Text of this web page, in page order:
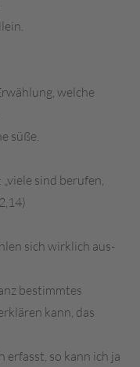
welche
süße.
sind berufen,
sich wirklich aus-
bestimmtes
kann, das
erfasst, so kann ich ja